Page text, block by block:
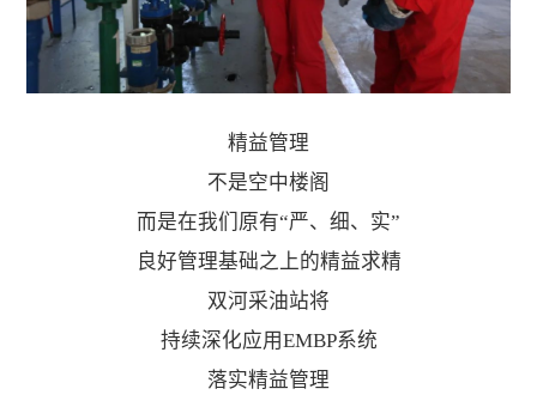
精益管理
不是空中楼阁
而是在我们原有“严、细、实”
良好管理基础之上的精益求精
双河采油站将
持续深化应用EMBP系统
落实精益管理